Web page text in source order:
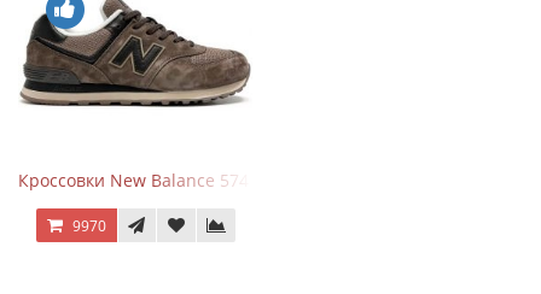
Кроссовки New Balance 574 Umber Black
9970